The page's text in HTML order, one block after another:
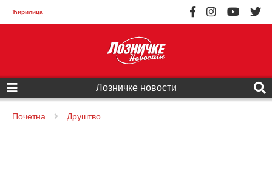
Ћирилица
Лозничке новости
Почетна Друштво